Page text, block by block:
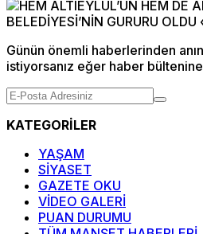
Günün önemli haberlerinden
istiyorsanız eğer haber
KATEGORİLER
YAŞAM
SİYASET
GAZETE OKU
VİDEO GALERİ
PUAN DURUMU